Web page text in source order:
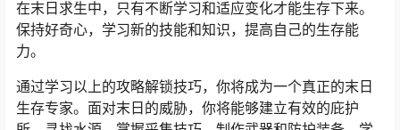
在末日求生中，只有不断学习和适应变化才能生存下来。
保持好奇心，学习新的技能和知识，提高自己的生存能
力。
通过学习以上的攻略解锁技巧，你将成为一个真正的末日
生存专家。面对末日的威胁，你将能够建立有效的庇护